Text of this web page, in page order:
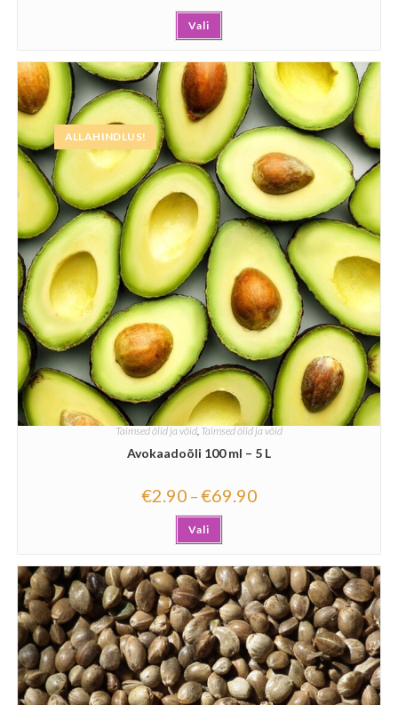
Hinnanguga
5.00/ 5
Vali
ALLAHINDLUS!
Taimsed õlid ja võid,Taimsed õlid ja võid
Avokaadoõli 100 ml – 5 L
€2.90 –€69.90
Vali